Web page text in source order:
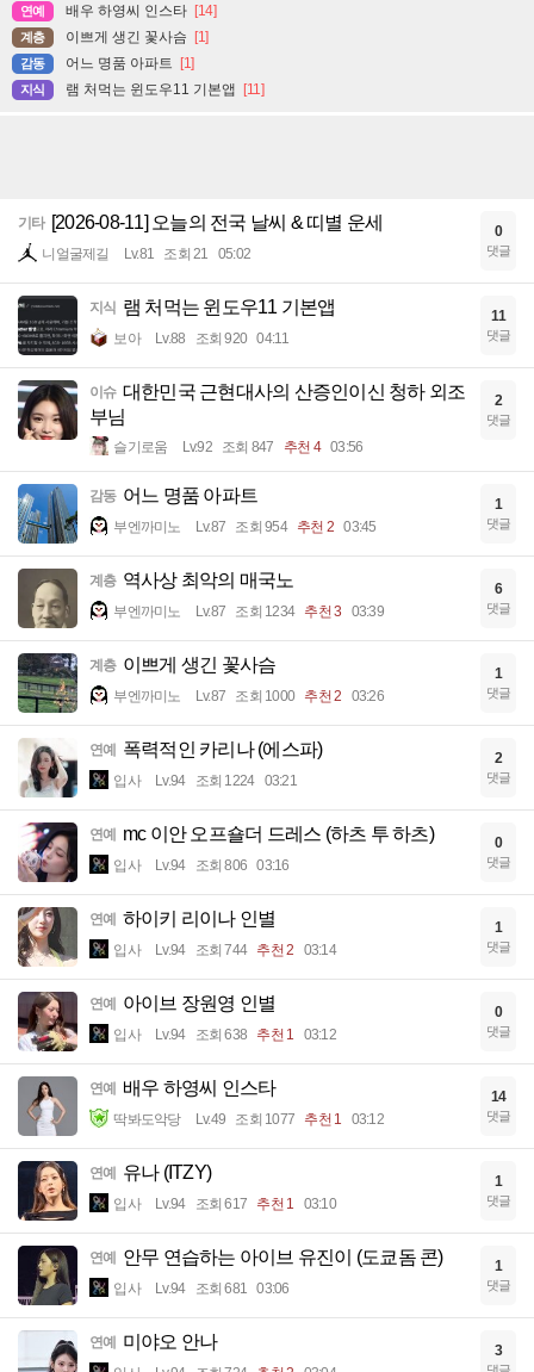
연예 배우 하영씨 인스타 [14]
계층 이쁘게 생긴 꽃사슴 [1]
감동 어느 명품 아파트 [1]
지식 램 처먹는 윈도우11 기본앱 [11]
기타 [2026-08-11] 오늘의 전국 날씨 & 띠별 운세
니얼굴제길 Lv.81 조회 21 05:02
0
댓글
지식 램 처먹는 윈도우11 기본앱
보아 Lv.88 조회 920 04:11
11
댓글
이슈 대한민국 근현대사의 산증인이신 청하 외조
부님
슬기로움 Lv.92 조회 847 추천 4 03:56
2
댓글
감동 어느 명품 아파트
부엔까미노 Lv.87 조회 954 추천 2 03:45
1
댓글
계층 역사상 최악의 매국노
부엔까미노 Lv.87 조회 1234 추천 3 03:39
6
댓글
계층 이쁘게 생긴 꽃사슴
부엔까미노 Lv.87 조회 1000 추천 2 03:26
1
댓글
연예 폭력적인 카리나 (에스파)
입사 Lv.94 조회 1224 03:21
2
댓글
연예 mc 이안 오프숄더 드레스 (하츠 투 하츠)
입사 Lv.94 조회 806 03:16
0
댓글
연예 하이키 리이나 인별
입사 Lv.94 조회 744 추천 2 03:14
1
댓글
연예 아이브 장원영 인별
입사 Lv.94 조회 638 추천 1 03:12
0
댓글
연예 배우 하영씨 인스타
딱봐도악당 Lv.49 조회 1077 추천 1 03:12
14
댓글
연예 유나 (ITZY)
입사 Lv.94 조회 617 추천 1 03:10
1
댓글
연예 안무 연습하는 아이브 유진이 (도쿄돔 콘)
입사 Lv.94 조회 681 03:06
1
댓글
연예 미야오 안나 3